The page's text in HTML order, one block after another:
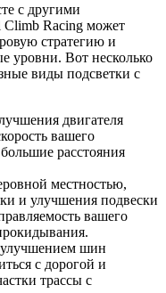
с другими
Racing может
стратегию и
уровни. Вот несколько
виды подсветки с
двигателя
вашего
расстояния
местностью,
и улучшения подвески
вашего
улучшением шин
с дорогой и
трассы с